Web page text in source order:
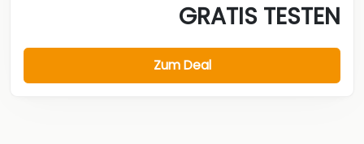
GRATIS TESTEN
Zum Deal